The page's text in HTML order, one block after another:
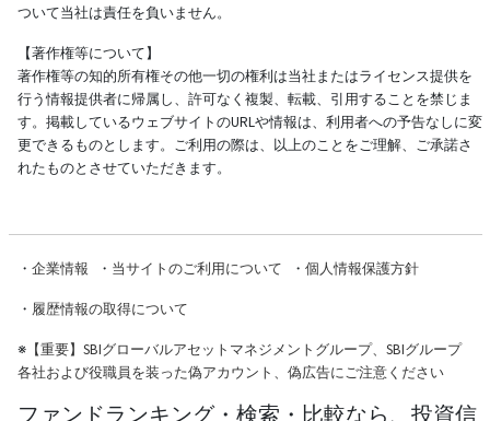
ついて当社は責任を負いません。
【著作権等について】
著作権等の知的所有権その他一切の権利は当社またはライセンス提供を
行う情報提供者に帰属し、許可なく複製、転載、引用することを禁じま
す。掲載しているウェブサイトのURLや情報は、利用者への予告なしに変
更できるものとします。ご利用の際は、以上のことをご理解、ご承諾さ
れたものとさせていただきます。
・ 企業情報 ・ 当サイトのご利用について ・ 個人情報保護方針
・ 履歴情報の取得について
※【重要】SBIグローバルアセットマネジメントグループ、SBIグループ
各社および役職員を装った偽アカウント、偽広告にご注意ください
ファンドランキング・検索・比較なら、投資信